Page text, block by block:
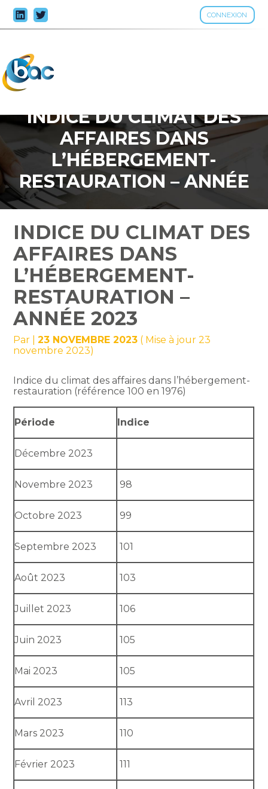
CONNEXION
Aller
au
INDICE DU CLIMAT DES
AFFAIRES DANS
L’HÉBERGEMENT-
RESTAURATION – ANNÉE
2023
INDICE DU CLIMAT DES
AFFAIRES DANS
L’HÉBERGEMENT-
RESTAURATION –
ANNÉE 2023
Par |23 NOVEMBRE 2023 ( Mise à jour 23
novembre 2023)
Indice du climat des affaires dans l’hébergement-
restauration (référence 100 en 1976)
Période Indice
Décembre 2023
Novembre 2023 98
Octobre 2023 99
Septembre 2023 101
Août 2023 103
Juillet 2023 106
Juin 2023 105
Mai 2023 105
Avril 2023 113
Mars 2023 110
Février 2023 111